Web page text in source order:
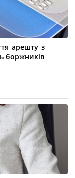
арешту з
боржників